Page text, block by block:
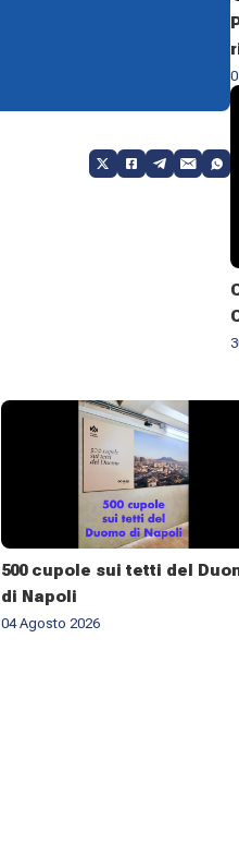
500 cupole sui tetti del
di Napoli
04 Agosto 2026